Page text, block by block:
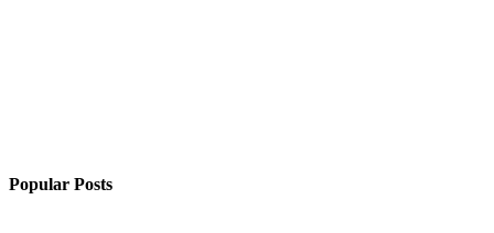
Popular Posts